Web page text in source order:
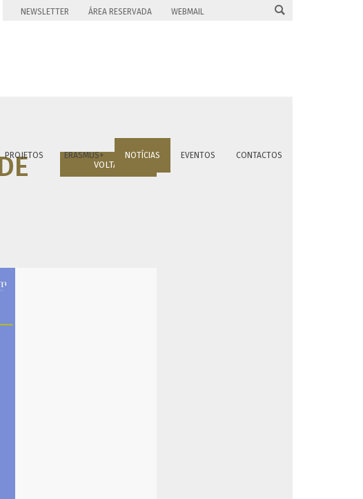
NEWSLETTER ÁREA RESERVADA WEBMAIL 
PROJETOS ERASMUS+ NOTÍCIAS EVENTOS CONTACTOS
VOLTAR